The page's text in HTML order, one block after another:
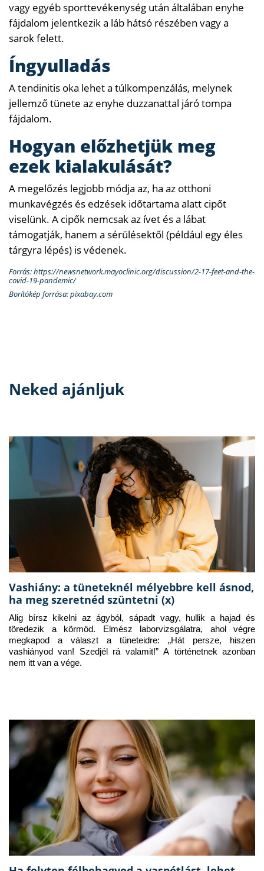
vagy egyéb sporttevékenység után általában enyhe
fájdalom jelentkezik a láb hátsó részében vagy a
sarok felett.
Íngyulladás
A tendinitis oka lehet a túlkompenzálás, melynek
jellemző tünete az enyhe duzzanattal járó tompa
fájdalom.
Hogyan előzhetjük meg
ezek kialakulását?
A megelőzés legjobb módja az, ha az otthoni
munkavégzés és edzések időtartama alatt cipőt
viselünk. A cipők nemcsak az ívet és a lábat
támogatják, hanem a sérülésektől (például egy éles
tárgyra lépés) is védenek.
Forrás: https://newsnetwork.mayoclinic.org/discussion/2-17-feet-and-the-
covid-19-pandemic/
Borítókép forrása: pixabay.com
Neked ajánljuk
Vashiány: a tüneteknél mélyebbre kell ásnod,
ha meg szeretnéd szüntetni (x)
Alig bírsz kikelni az ágyból, sápadt vagy, hullik a hajad és
töredezik a körmöd. Elmész laborvizsgálatra, ahol végre
megkapod a választ a tüneteidre: „Hát persze, hiszen
vashiányod van! Szedjél rá valamit!” A történetnek azonban
nem itt van a vége.